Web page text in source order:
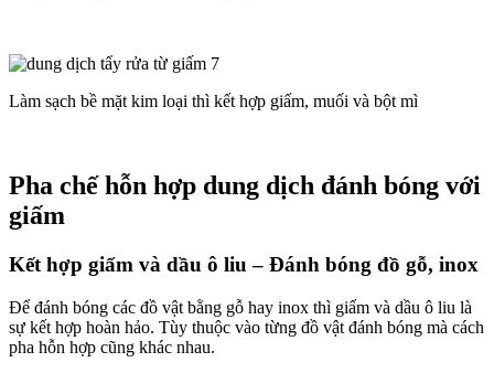
Làm sạch bề mặt kim loại thì kết hợp giấm, muối và bột mì
Pha chế hỗn hợp dung dịch đánh bóng với
giấm
Kết hợp giấm và dầu ô liu – Đánh bóng đồ gỗ, inox
Để đánh bóng các đồ vật bằng gỗ hay inox thì giấm và dầu ô liu là
sự kết hợp hoàn hảo. Tùy thuộc vào từng đồ vật đánh bóng mà cách
pha hỗn hợp cũng khác nhau.